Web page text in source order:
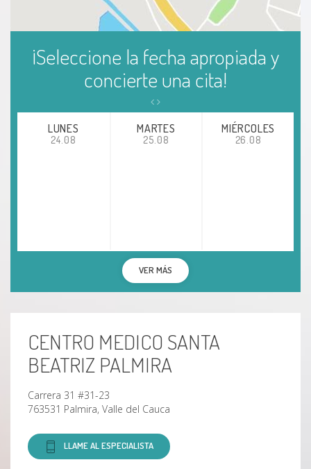
¡Seleccione la fecha apropiada y
concierte una cita!
LUNES
24.08
MARTES
25.08
MIÉRCOLES
26.08
VER MÁS
CENTRO MEDICO SANTA
BEATRIZ PALMIRA
Carrera 31 #31-23
763531 Palmira, Valle del Cauca
LLAME AL ESPECIALISTA